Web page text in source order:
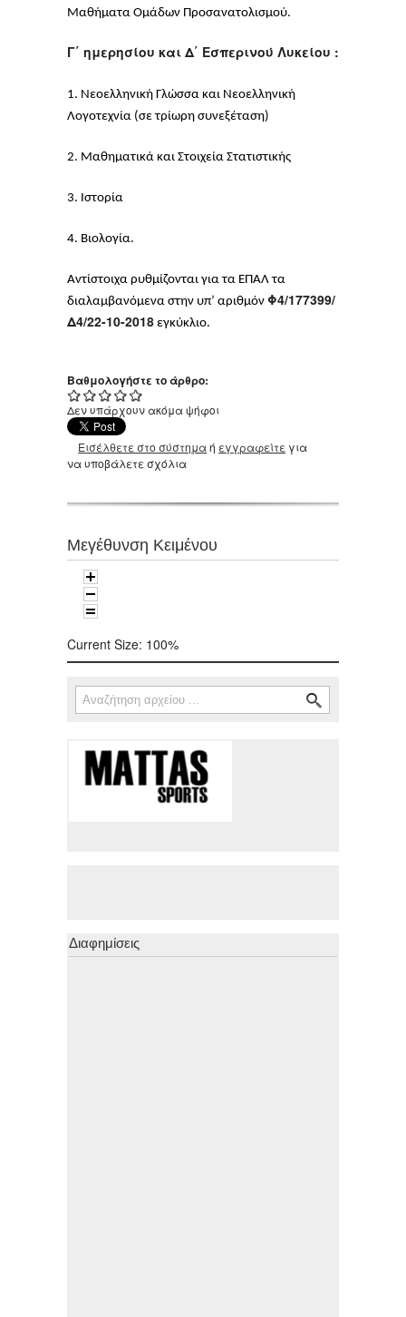
Μαθήματα Ομάδων Προσανατολισμού.
Γ΄ ημερησίου και Δ΄ Εσπερινού Λυκείου :
1. Νεοελληνική Γλώσσα και Νεοελληνική
Λογοτεχνία (σε τρίωρη συνεξέταση)
2. Μαθηματικά και Στοιχεία Στατιστικής
3. Ιστορία
4. Βιολογία.
Αντίστοιχα ρυθμίζονται για τα ΕΠΑΛ τα
διαλαμβανόμενα στην υπ’ αριθμόν Φ4/177399/
Δ4/22-10-2018 εγκύκλιο.
Βαθμολογήστε το άρθρο:
Δεν υπάρχουν ακόμα ψήφοι
Εισέλθετε στο σύστημαή εγγραφείτε για
να υποβάλετε σχόλια
Μεγέθυνση Κειμένου
Current Size: 100%
Φόρμα αναζήτησης
Αναζήτηση
Διαφημίσεις